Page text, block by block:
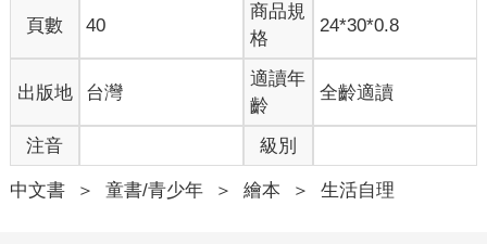
頁數 40
商品規
格
24*30*0.8
出版地 台灣
適讀年
齡
全齡適讀
注音 級別
中文書 ＞ 童書/青少年 ＞ 繪本 ＞ 生活自理